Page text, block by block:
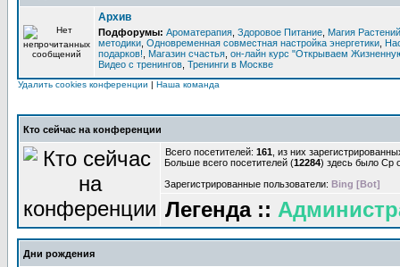
Архив
Подфорумы: Ароматерапия Здоровое Питание Магия Растений
методики Одновременная совместная настройка энергетики
подарков!
Магазин счастья он-лайн курс "Открываем
Видео с тренингов Тренинги в Москве
Удалить cookies конференции | Наша команда
Кто сейчас на конференции
Всего посетителей: 161 , из них
Больше всего посетителей (12284) здесь было Ср
Зарегистрированные пользователи: Bing [Bot]
Легенда ::
Дни рождения